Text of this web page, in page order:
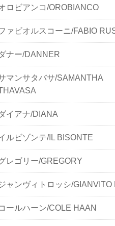
ロビアンコ/OROBIANCO
ァビオルスコーニ/FABIO
ナー/DANNER
マンサタバサ/SAMANTHA
イアナ/DIANA
ルビゾンテ/IL BISONTE
レゴリー/GREGORY
ャンヴィトロッシ/GIANVITO
ールハーン/COLE HAAN